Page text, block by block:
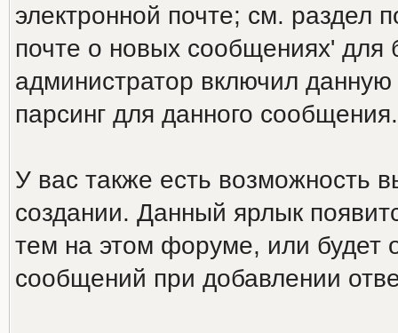
электронной почте; см. раздел
почте о новых сообщениях'
администратор включил
парсинг для данного сообщения.
У вас также есть возможность
создании. Данный ярлык
тем на этом форуме, или будет
сообщений при добавлении